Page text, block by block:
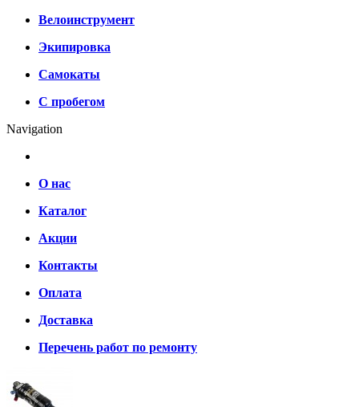
Велоинструмент
Экипировка
Самокаты
С пробегом
Navigation
О нас
Каталог
Акции
Контакты
Оплата
Доставка
Перечень работ по ремонту